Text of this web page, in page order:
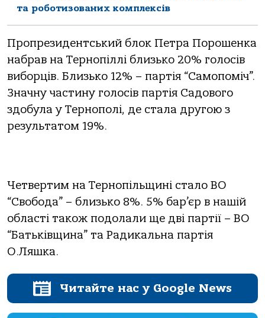
та роботизованих комплексів
Пропрезидентський блок Петра Порошенка
набрав на Тернопіллі близько 20% голосів
виборців. Близько 12% – партія “Самопоміч”.
Значну частину голосів партія Садового
здобула у Тернополі, де стала другою з
результатом 19%.
Четвертим на Тернопільщині стало ВО
“Свобода” – близько 8%. 5% бар’єр в нашій
області також подолали ще дві партії – ВО
“Батьківщина” та Радикальна партія
О.Ляшка.
Читайте нас у Google News